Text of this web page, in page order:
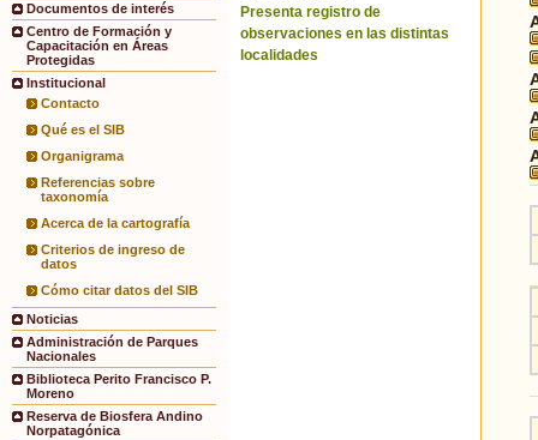
Documentos de interés
Centro de Formación y
Capacitación en Áreas
Protegidas
Institucional
Contacto
Qué es el SIB
Organigrama
Referencias sobre
taxonomía
Acerca de la cartografía
Criterios de ingreso de
datos
Cómo citar datos del SIB
Noticias
Administración de Parques
Nacionales
Biblioteca Perito Francisco P.
Moreno
Reserva de Biosfera Andino
Norpatagónica
Presenta registro de
observaciones en las distintas
localidades